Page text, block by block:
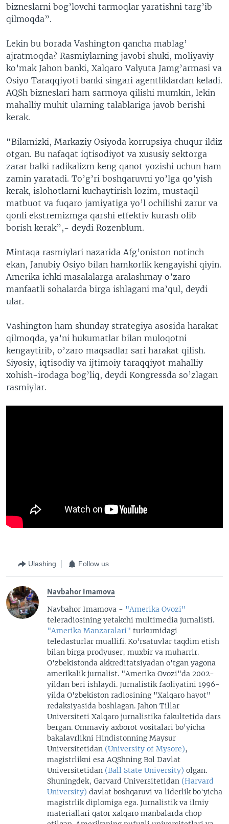
bizneslarni bog’lovchi tarmoqlar yaratishni targ’ib
qilmoqda”.
Lekin bu borada Vashington qancha mablag’
ajratmoqda? Rasmiylarning javobi shuki, moliyaviy
ko’mak Jahon banki, Xalqaro Valyuta Jamg’armasi va
Osiyo Taraqqiyoti banki singari agentliklardan keladi.
AQSh bizneslari ham sarmoya qilishi mumkin, lekin
mahalliy muhit ularning talablariga javob berishi
kerak.
“Bilamizki, Markaziy Osiyoda korrupsiya chuqur ildiz
otgan. Bu nafaqat iqtisodiyot va xususiy sektorga
zarar balki radikalizm keng qanot yozishi uchun ham
zamin yaratadi. To’g’ri boshqaruvni yo’lga qo’yish
kerak, islohotlarni kuchaytirish lozim, mustaqil
matbuot va fuqaro jamiyatiga yo’l ochilishi zarur va
qonli ekstremizmga qarshi effektiv kurash olib
borish kerak”,- deydi Rozenblum.
Mintaqa rasmiylari nazarida Afg’oniston notinch
ekan, Janubiy Osiyo bilan hamkorlik kengayishi qiyin.
Amerika ichki masalalarga aralashmay o’zaro
manfaatli sohalarda birga ishlagani ma’qul, deydi
ular.
Vashington ham shunday strategiya asosida harakat
qilmoqda, ya’ni hukumatlar bilan muloqotni
kengaytirib, o’zaro maqsadlar sari harakat qilish.
Siyosiy, iqtisodiy va ijtimoiy taraqqiyot mahalliy
xohish-irodaga bog’liq, deydi Kongressda so’zlagan
rasmiylar.
Ulashing Follow us
Navbahor Imamova
Navbahor Imamova - "Amerika Ovozi"
teleradiosining yetakchi multimedia jurnalisti.
"Amerika Manzaralari" turkumidagi
teledasturlar muallifi. Ko'rsatuvlar taqdim etish
bilan birga prodyuser, muxbir va muharrir.
O'zbekistonda akkreditatsiyadan o'tgan yagona
amerikalik jurnalist. "Amerika Ovozi"da 2002-
yildan beri ishlaydi. Jurnalistik faoliyatini 1996-
yilda O'zbekiston radiosining "Xalqaro hayot"
redaksiyasida boshlagan. Jahon Tillar
Universiteti Xalqaro jurnalistika fakultetida dars
bergan. Ommaviy axborot vositalari bo'yicha
bakalavrlikni Hindistonning Maysur
Universitetidan (University of Mysore),
magistrlikni esa AQShning Bol Davlat
Universitetidan (Ball State University) olgan.
Shuningdek, Garvard Universitetidan (Harvard
University) davlat boshqaruvi va liderlik bo'yicha
magistrlik diplomiga ega. Jurnalistik va ilmiy
materiallari qator xalqaro manbalarda chop